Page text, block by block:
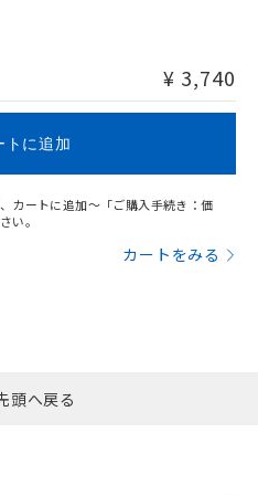
能性があります。
¥ 3,740
トに追加
カートに追加～「ご購入手続き：価
い。
カートをみる
頭へ戻る